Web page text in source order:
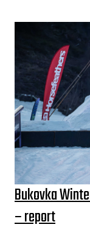
Bukovka
– report